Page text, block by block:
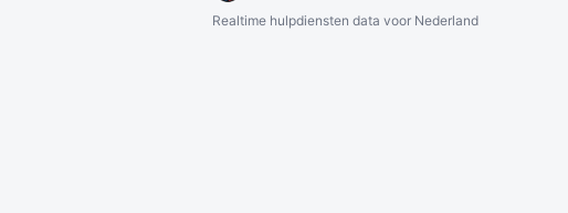
Realtime hulpdiensten data voor Nederland